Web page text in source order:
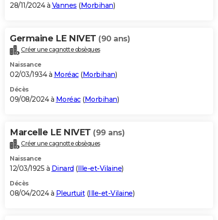
S'inscrire
Se connecter
Lycées
Collèges
Primaires
Universités
Entreprises
Service militaire
Avis de recherche
AVIS DE DÉCÈS
Bricolage
Lifestyle
Culture
Sport
Auto
Television
Voyage
Cinema
28/11/2024 à Vannes (Morbihan)
Germaine LE NIVET (90 ans)
Créer une cagnotte obsèques
Naissance
02/03/1934 à Moréac(Morbihan)
Décès
09/08/2024 à Moréac(Morbihan)
Marcelle LE NIVET (99 ans)
Créer une cagnotte obsèques
Naissance
12/03/1925 à Dinard (Ille-et-Vilaine)
Décès
08/04/2024 à Pleurtuit(Ille-et-Vilaine)